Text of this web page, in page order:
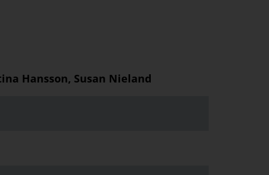
Hansson, Susan Nieland